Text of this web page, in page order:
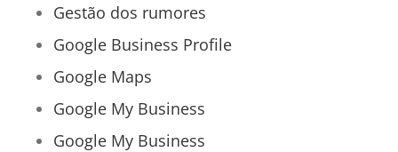
Gestão dos rumores
Google Business Profile
Google Maps
Google My Business
Google My Business